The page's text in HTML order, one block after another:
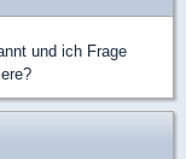
und ich Frage